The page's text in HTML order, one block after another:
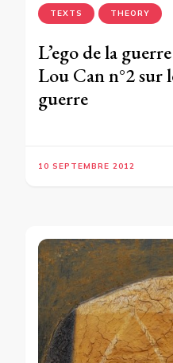
TEXTS THEORY
L’ego de la
Lou Can n°2 sur
guerre
10 SEPTEMBRE 2012